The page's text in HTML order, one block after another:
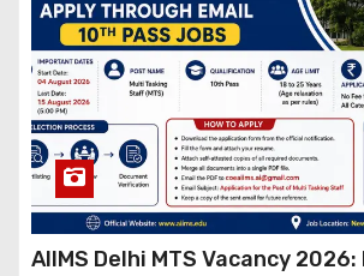
AIIMS Delhi MTS Vacancy